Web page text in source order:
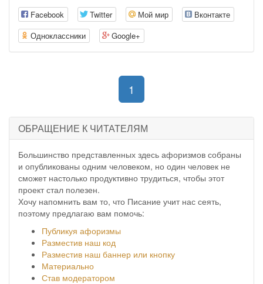
Facebook Twitter Мой мир
Вконтакте
Одноклассники
Google+
1
ОБРАЩЕНИЕ К ЧИТАТЕЛЯМ
Большинство представленных здесь афоризмов собраны
и опубликованы одним человеком, но один человек не
сможет настолько продуктивно трудиться, чтобы этот
проект стал полезен.
Хочу напомнить вам то, что Писание учит нас сеять,
поэтому предлагаю вам помочь:
Публикуя афоризмы
Разместив наш код
Разместив наш баннер или кнопку
Материально
Став модератором